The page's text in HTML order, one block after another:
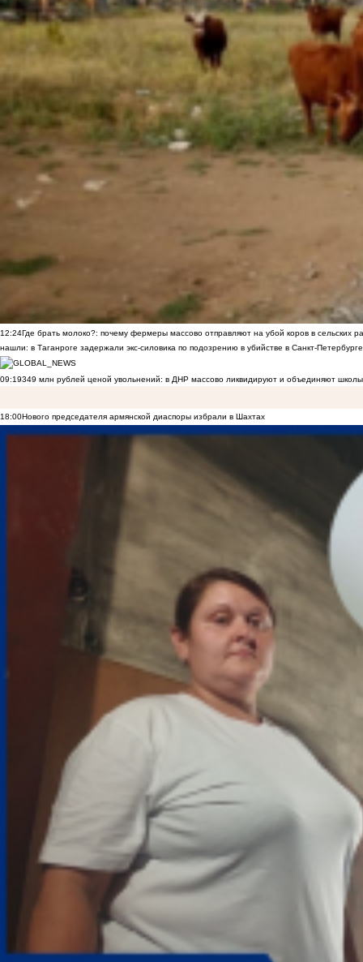
12:24Где брать молоко?: почему фермеры массово отправляют на убой коров в сельских
нашли: в Таганроге задержали экс-силовика по подозрению в убийстве в Санкт-Петербурге
09:19349 млн рублей ценой увольнений: в ДНР массово ликвидируют и объединяют
18:00Нового председателя армянской диаспоры избрали в Шахтах